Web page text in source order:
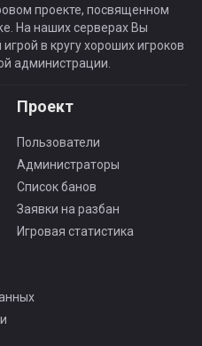
проекте, посвященном
На наших серверах Вы
в кругу хороших игроков
администрации.
Проект
Пользователи
Администраторы
Список банов
Заявки на разбан
Игровая статистика